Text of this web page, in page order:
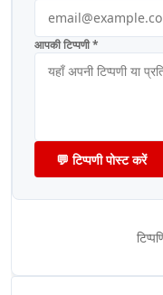
आपकी टिप्पणी *
💬 टिप्पणी पोस्ट करें